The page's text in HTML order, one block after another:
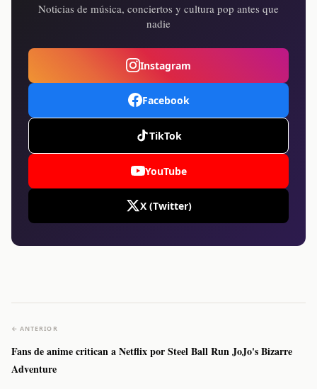
Noticias de música, conciertos y cultura pop antes que
nadie
Instagram
Facebook
TikTok
YouTube
X (Twitter)
← ANTERIOR
Fans de anime critican a Netflix por Steel Ball Run JoJo's Bizarre
Adventure